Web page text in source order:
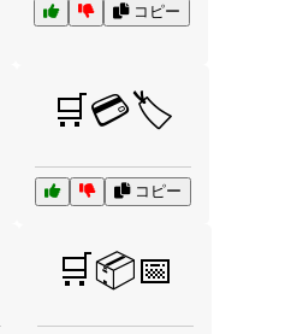
コピー
🛒💳🏷️
コピー
🛒📦📅